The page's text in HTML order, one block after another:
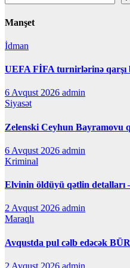
Manşet
İdman
UEFA FİFA turnirlərinə qarşı
6 Avqust 2026 admin
Siyasət
Zelenski Ceyhun
6 Avqust 2026 admin
Kriminal
Elvinin öldüyü qətlin detalları
2 Avqust 2026 admin
Maraqlı
Avqustda pul cəlb edəcək
2 Avqust 2026 admin